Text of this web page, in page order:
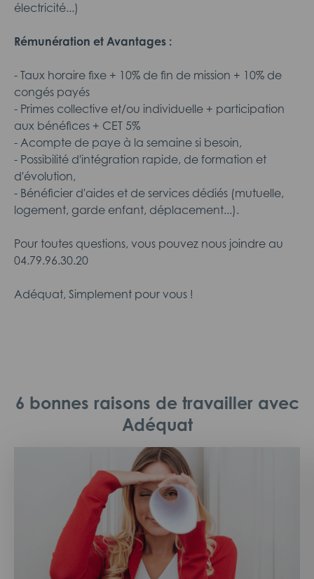
électricité...)
Rémunération et Avantages :
- Taux horaire fixe + 10% de fin de mission + 10% de
congés payés
- Primes collective et/ou individuelle + participation
aux bénéfices + CET 5%
- Acompte de paye à la semaine si besoin,
- Possibilité d'intégration rapide, de formation et
d'évolution,
- Bénéficier d'aides et de services dédiés (mutuelle,
logement, garde enfant, déplacement...).
Pour toutes questions, vous pouvez nous joindre au
04.79.96.30.20
Adéquat, Simplement pour vous !
6 bonnes raisons de travailler avec
Adéquat